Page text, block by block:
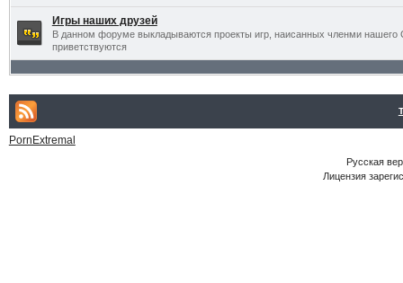
Игры наших друзей
В данном форуме выкладываются проекты игр, наисанных членми
приветствуются
PornExtremal
Русская
Лицензия